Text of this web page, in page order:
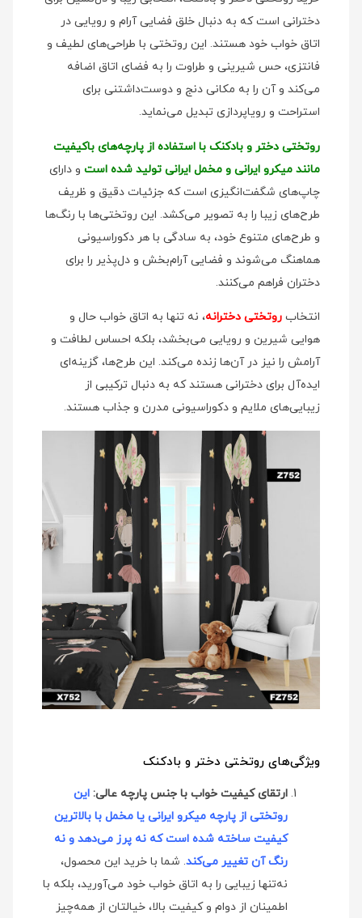
دخترانی است که به دنبال خلق فضایی آرام و رویایی در
اتاق خواب خود هستند. این روتختی با طراحی‌های لطیف و
فانتزی، حس شیرینی و طراوت را به فضای اتاق اضافه
می‌کند و آن را به مکانی دنج و دوست‌داشتنی برای
استراحت و رویاپردازی تبدیل می‌نماید.
روتختی دختر و بادکنک با استفاده از پارچه‌های باکیفیت
مانند میکرو ایرانی و مخمل ایرانی تولید شده است و دارای
چاپ‌های شگفت‌انگیزی است که جزئیات دقیق و ظریف
طرح‌های زیبا را به تصویر می‌کشد. این روتختی‌ها با رنگ‌ها
و طرح‌های متنوع خود، به سادگی با هر دکوراسیونی
هماهنگ می‌شوند و فضایی آرام‌بخش و دل‌پذیر را برای
دختران فراهم می‌کنند.
انتخاب روتختی دخترانه، نه تنها به اتاق خواب حال و
هوایی شیرین و رویایی می‌بخشد، بلکه احساس لطافت و
آرامش را نیز در آن‌ها زنده می‌کند. این طرح‌ها، گزینه‌ای
ایده‌آل برای دخترانی هستند که به دنبال ترکیبی از
زیبایی‌های ملایم و دکوراسیونی مدرن و جذاب هستند.
ویژگی‌های روتختی دختر و بادکنک
ارتقای کیفیت خواب با جنس پارچه عالی: این
روتختی از پارچه میکرو ایرانی یا مخمل با بالاترین
کیفیت ساخته شده است که نه پرز می‌دهد و نه
رنگ آن تغییر می‌کند. شما با خرید این محصول،
نه‌تنها زیبایی را به اتاق خواب خود می‌آورید، بلکه با
اطمینان از دوام و کیفیت بالا، خیالتان از همه‌چیز